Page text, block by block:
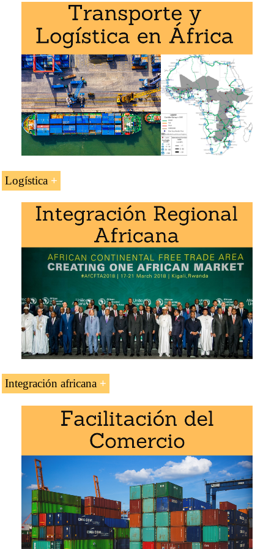
Plan de negocios para Ghana
Comercio Exterior.
Doctorado: Negocios Africanos.
Idiomas: Ghanao Ghana.
Créditos de la asignatura «Negocios en Ghana»: 2
Logística
Transporte y logística en Ghana.
Corredor de transporte Dakar-Lagos
Integración africana